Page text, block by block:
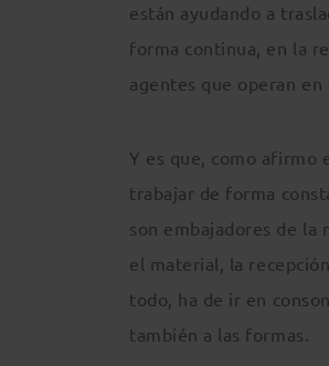
están ayudando a
forma continua, en la
agentes que operan en
Y es que, como afirmo
trabajar de forma
son embajadores de la
el material, la
todo, ha de ir en
también a las formas.